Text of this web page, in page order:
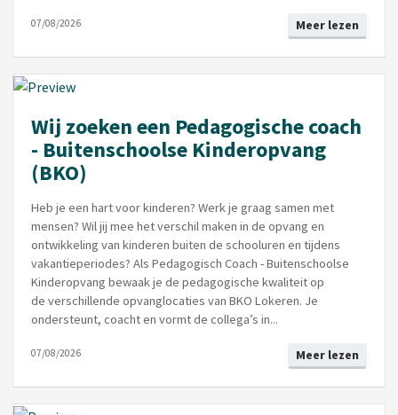
Meer lezen
07/08/2026
Wij zoeken een Pedagogische coach
- Buitenschoolse Kinderopvang
(BKO)
Heb je een hart voor kinderen? Werk je graag samen met
mensen? Wil jij mee het verschil maken in de opvang en
ontwikkeling van kinderen buiten de schooluren en tijdens
vakantieperiodes? Als Pedagogisch Coach - Buitenschoolse
Kinderopvang bewaak je de pedagogische kwaliteit op
de verschillende opvanglocaties van BKO Lokeren. Je
ondersteunt, coacht en vormt de collega’s in...
Meer lezen
07/08/2026